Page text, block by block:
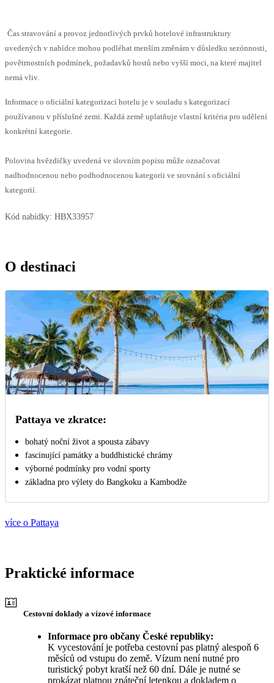
Čas stravování a provoz jednotlivých prvků hotelové infrastruktury
uvedených v nabídce mohou podléhat menším změnám v důsledku sezónnosti,
povětrnostních podmínek, požadavků hostů nebo vyšší moci, na které majitel
nemá vliv.
Informace o oficiální kategorizaci hotelu je v souladu s kategorizací
používanou v příslušné zemi. Každá země uplatňuje vlastní kritéria pro udělení
konkrétní kategorie.
Polovina hvězdičky uvedená ve slovním popisu může označovat
nadhodnocenou nebo podhodnocenou kategorii ve srovnání s oficiální
kategorií.
Kód nabídky: HBX33957
O destinaci
Pattaya ve zkratce:
bohatý noční život a spousta zábavy
fascinující památky a buddhistické chrámy
výborné podmínky pro vodní sporty
základna pro výlety do Bangkoku a Kambodže
více o Pattaya
Praktické informace
Cestovní doklady a vízové informace
Informace pro občany České republiky:
K vycestování je potřeba cestovní pas platný alespoň 6
měsíců od vstupu do země. Vízum není nutné pro
turistický pobyt kratší než 60 dní. Dále je nutné se
prokázat platnou zpáteční letenkou a dokladem o